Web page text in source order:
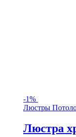
-1%
Люстры
Люстра